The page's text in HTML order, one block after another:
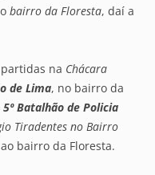
bairro da Floresta, daí a
na Chácara
de Lima, no bairro da
5º Batalhão de Policia
Tiradentes no Bairro
bairro da Floresta.